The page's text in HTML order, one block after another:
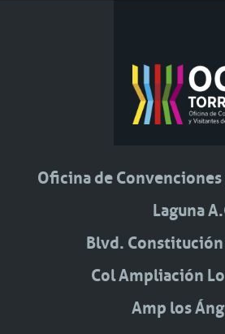
Oficina de
Laguna
Blvd.
Col Ampliación
Amp los